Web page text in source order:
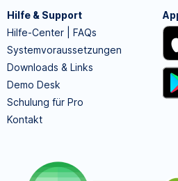
Hilfe & Support
Hilfe-Center | FAQs
Systemvoraussetzungen
Downloads & Links
Demo Desk
Schulung für Pro
Kontakt